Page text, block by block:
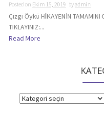
Posted on Ekim 15, 2019 byadmin
Çizgi Öykü HİKAYENİN TAMAMINI
TIKLAYINIZ:...
Read More
KATEGORİLER